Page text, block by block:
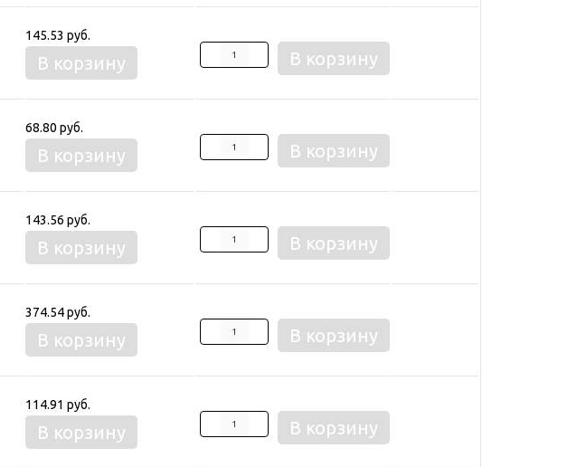
145.53 руб.
В корзину В корзину
68.80 руб.
В корзину В корзину
143.56 руб.
В корзину В корзину
374.54 руб.
В корзину В корзину
114.91 руб.
В корзину В корзину